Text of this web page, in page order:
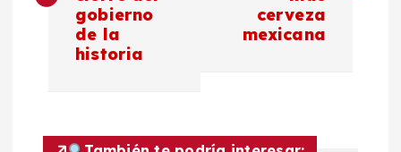
a
gobierno
de la
historia
cerveza
mexicana